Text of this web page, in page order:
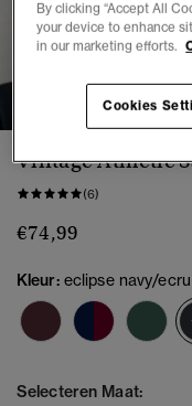
Vintage Athletic
(6)
€74,99
Kleur: eclipse navy/ecru
Selecteren Maat:
By clicking “Accept All
your device to enhance
in our marketing efforts.
Cookies